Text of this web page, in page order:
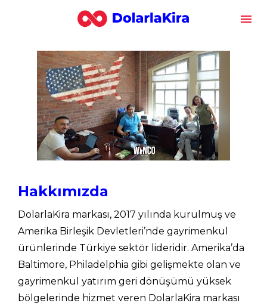
Hakkımızda
DolarlaKira markası, 2017 yılında kurulmuş ve
Amerika Birleşik Devletleri’nde gayrimenkul
ürünlerinde Türkiye sektör lideridir. Amerika’da
Baltimore, Philadelphia gibi gelişmekte olan ve
gayrimenkul yatırım geri dönüşümü yüksek
bölgelerinde hizmet veren DolarlaKira markası